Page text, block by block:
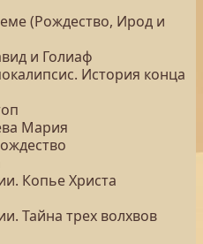
(Рождество, Ирод и
и Голиаф
История конца
Мария
Копье Христа
Тайна трех волхвов